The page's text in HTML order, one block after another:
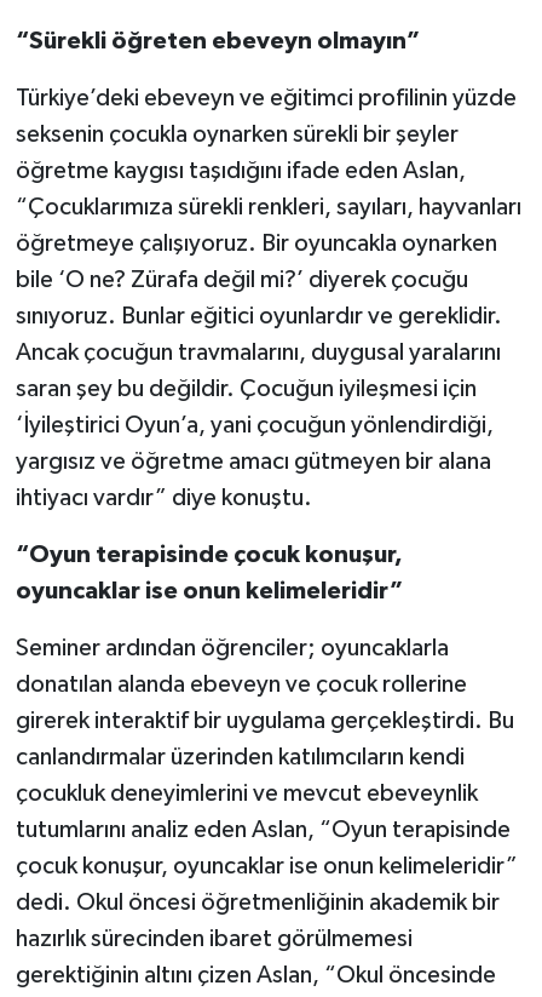
“Sürekli öğreten ebeveyn olmayın”
Türkiye’deki ebeveyn ve eğitimci profilinin yüzde
seksenin çocukla oynarken sürekli bir şeyler
öğretme kaygısı taşıdığını ifade eden Aslan,
“Çocuklarımıza sürekli renkleri, sayıları, hayvanları
öğretmeye çalışıyoruz. Bir oyuncakla oynarken
bile ‘O ne? Zürafa değil mi?’ diyerek çocuğu
sınıyoruz. Bunlar eğitici oyunlardır ve gereklidir.
Ancak çocuğun travmalarını, duygusal yaralarını
saran şey bu değildir. Çocuğun iyileşmesi için
‘İyileştirici Oyun’a, yani çocuğun yönlendirdiği,
yargısız ve öğretme amacı gütmeyen bir alana
ihtiyacı vardır” diye konuştu.
“Oyun terapisinde çocuk konuşur,
oyuncaklar ise onun kelimeleridir”
Seminer ardından öğrenciler; oyuncaklarla
donatılan alanda ebeveyn ve çocuk rollerine
girerek interaktif bir uygulama gerçekleştirdi. Bu
canlandırmalar üzerinden katılımcıların kendi
çocukluk deneyimlerini ve mevcut ebeveynlik
tutumlarını analiz eden Aslan, “Oyun terapisinde
çocuk konuşur, oyuncaklar ise onun kelimeleridir”
dedi. Okul öncesi öğretmenliğinin akademik bir
hazırlık sürecinden ibaret görülmemesi
gerektiğinin altını çizen Aslan, “Okul öncesinde